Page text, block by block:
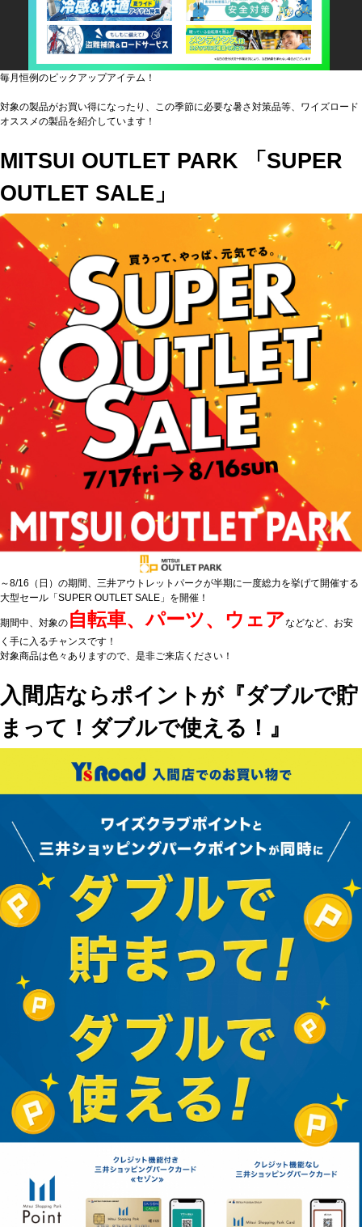
毎月恒例のピックアップアイテム！
対象の製品がお買い得になったり、この季節に必要な暑さ対策品等、ワイズロード
オススメの製品を紹介しています！
MITSUI OUTLET PARK 「SUPER
OUTLET SALE」
～8/16（日）の期間、三井アウトレットパークが半期に一度総力を挙げて開催する
大型セール「SUPER OUTLET SALE」を開催！
期間中、対象の 自転車、パーツ、ウェアなどなど、お安
く手に入るチャンスです！
対象商品は色々ありますので、是非ご来店ください！
入間店ならポイントが『ダブルで貯
まって！ダブルで使える！』